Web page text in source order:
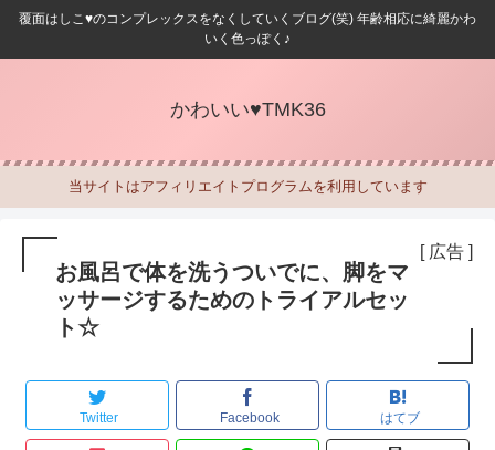
覆面はしこ♥のコンプレックスをなくしていくブログ(笑) 年齢相応に綺麗かわ
いく色っぽく♪
かわいい♥TMK36
当サイトはアフィリエイトプログラムを利用しています
[ 広告 ]
お風呂で体を洗うついでに、脚をマ
ッサージするためのトライアルセッ
ト☆
Twitter Facebook はてブ